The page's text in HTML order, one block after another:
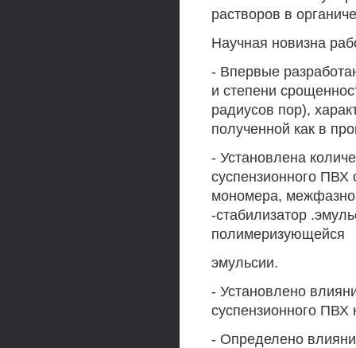
растворов в
Научная новизна
- Впервые
и степени
радиусов пор),
полученной как в
- Установлена
суспензионного ПВХ
мономера,
-стабилизатор
полимеризующейся
эмульсии.
- Установлено
суспензионного ПВХ
- Определено